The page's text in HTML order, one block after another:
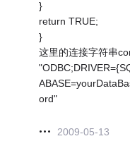
}
return TRUE;
}
这里的连接字符串
ord"
2009-05-13